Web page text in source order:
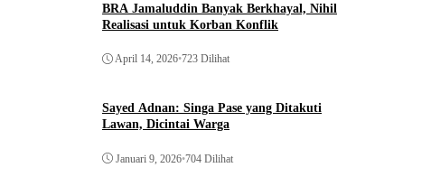
BRA Jamaluddin Banyak Berkhayal, Nihil
Realisasi untuk Korban Konflik
April 14, 2026•723 Dilihat
Sayed Adnan: Singa Pase yang Ditakuti
Lawan, Dicintai Warga
Januari 9, 2026•704 Dilihat